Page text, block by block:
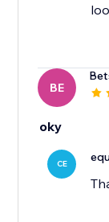
BE
oky
CE